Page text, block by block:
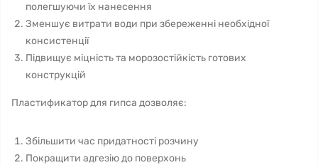
полегшуючи їх нанесення
Зменшує витрати води при збереженні необхідної
консистенції
Підвищує міцність та морозостійкість готових
конструкцій
Пластификатор для гипса дозволяє:
Збільшити час придатності розчину
Покращити адгезію до поверхонь